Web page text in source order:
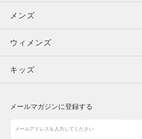
メンズ
ウィメンズ
キッズ
アクセサリー
メンズ
トップス
ボトムス
アクセサリー
ウィメンズ
トップス
シューズ
キッズ
メールマガジンに登録する